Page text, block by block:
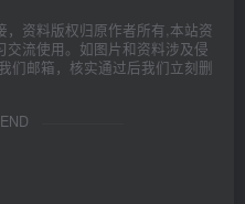
资料版权归原作者所有,本站资
流使用。如图片和资料涉及侵
们邮箱，核实通过后我们立刻删